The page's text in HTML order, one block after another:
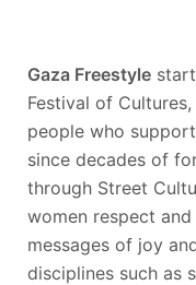
Gaza Freestyle
Festival of
people who
since decades of
through Street
women respect
messages of joy
disciplines such as